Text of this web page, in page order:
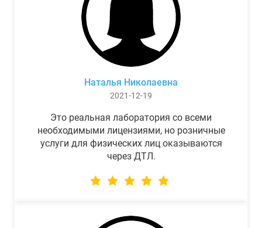
Наталья Николаевна
2021-12-19
Это реальная лаборатория со всеми
необходимыми лицензиями, но розничные
услуги для физических лиц оказываются
через ДТЛ.